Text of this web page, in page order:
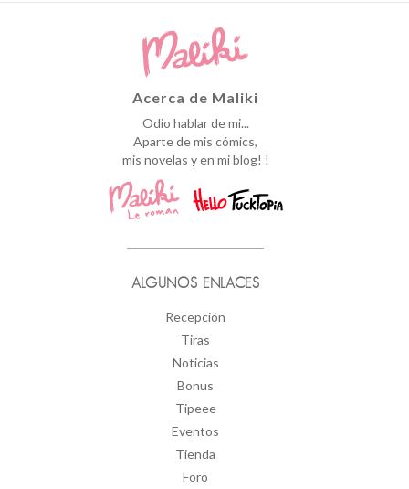
Acerca de Maliki
Odio hablar de mi...
Aparte de mis cómics,
mis novelas y en mi blog! !
ALGUNOS ENLACES
Recepción
Tiras
Noticias
Bonus
Tipeee
Eventos
Tienda
Foro